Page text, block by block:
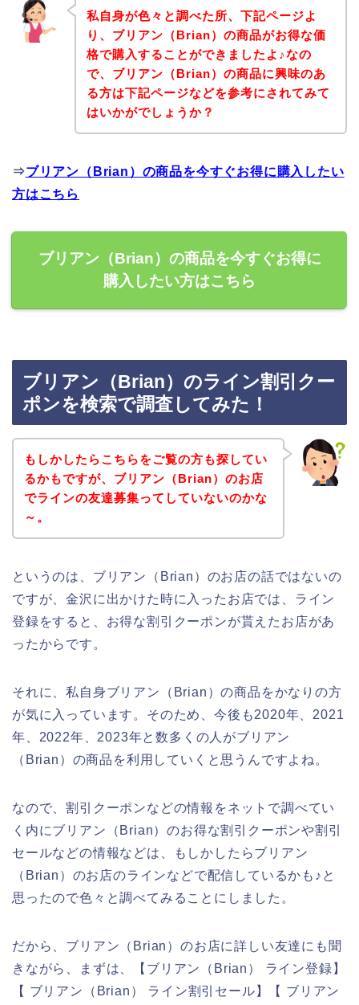
私自身が色々と調べた所、下記ページよ
り、ブリアン（Brian）の商品がお得な価
格で購入することができましたよ♪なの
で、ブリアン（Brian）の商品に興味のあ
る方は下記ページなどを参考にされてみて
はいかがでしょうか？
⇒ブリアン（Brian）の商品を今すぐお得に購入したい
方はこちら
ブリアン（Brian）の商品を今すぐお得に
購入したい方はこちら
ブリアン（Brian）のライン割引クー
ポンを検索で調査してみた！
もしかしたらこちらをご覧の方も探してい
るかもですが、ブリアン（Brian）のお店
でラインの友達募集ってしていないのかな
～。
というのは、ブリアン（Brian）のお店の話ではないの
ですが、金沢に出かけた時に入ったお店では、ライン
登録をすると、お得な割引クーポンが貰えたお店があ
ったからです。
それに、私自身ブリアン（Brian）の商品をかなりの方
が気に入っています。そのため、今後も2020年、2021
年、2022年、2023年と数多くの人がブリアン
（Brian）の商品を利用していくと思うんですよね。
なので、割引クーポンなどの情報をネットで調べてい
く内にブリアン（Brian）のお得な割引クーポンや割引
セールなどの情報などは、もしかしたらブリアン
（Brian）のお店のラインなどで配信しているかも♪と
思ったので色々と調べてみることにしました。
だから、ブリアン（Brian）のお店に詳しい友達にも聞
きながら、まずは、【ブリアン（Brian） ライン登録】
【 ブリアン（Brian） ライン割引セール】【 ブリアン